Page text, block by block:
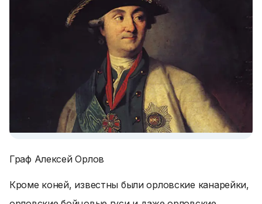
Граф Алексей Орлов
Кроме коней, известны были орловские канарейки,